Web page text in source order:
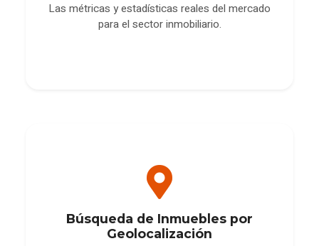
Las métricas y estadísticas reales del mercado
para el sector inmobiliario.
Búsqueda de Inmuebles por
Geolocalización